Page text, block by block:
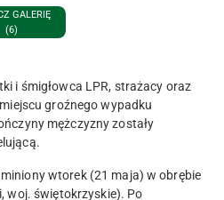
GALERIĘ
(6)
i śmigłowca LPR, strażacy oraz
groźnego wypadku
mężczyzny zostały
wtorek (21 maja) w obrębie
woj. świętokrzyskie). Po